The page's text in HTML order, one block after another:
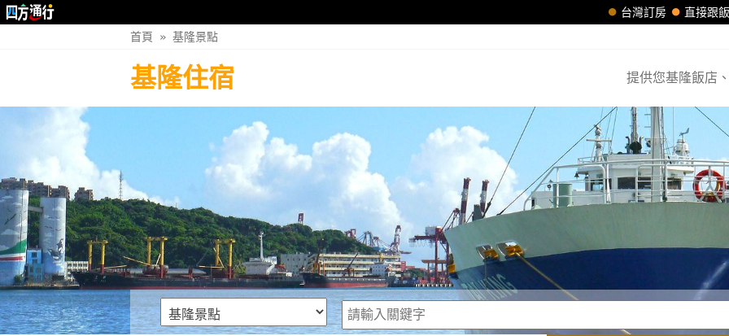
直接跟
台灣訂房
首頁 » 基隆景點
基隆住宿 提供您基隆飯店